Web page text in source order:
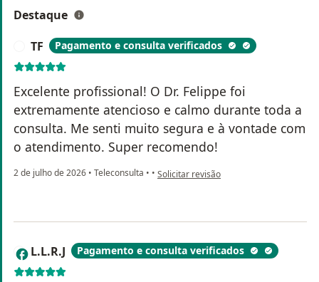
Destaque
TF Pagamento e consulta verificados
Excelente profissional! O Dr. Felippe foi
extremamente atencioso e calmo durante toda a
consulta. Me senti muito segura e à vontade com
o atendimento. Super recomendo!
2 de julho de 2026 • Teleconsulta • • na opinião do utilizador TF
Solicitar revisão
L L.L.R.J Pagamento e consulta verificados